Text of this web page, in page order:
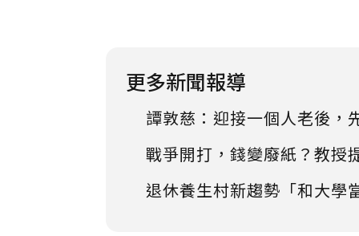
更多新聞報導
譚敦慈：迎接一個人老後，
戰爭開打，錢變廢紙？教授
退休養生村新趨勢「和大學